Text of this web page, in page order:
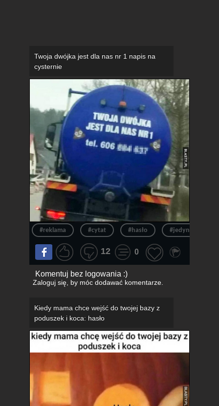
Twoja dwójka jest dla nas nr 1 napis na
cysternie
#reklama #cytat #hasło #jedynka
12 0
Komentuj bez logowania :)
Zaloguj się, by móc dodawać komentarze.
Kiedy mama chce wejść do twojej bazy z
poduszek i koca: hasło